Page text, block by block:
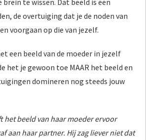
de overtuiging dat je de noden van
voorgaan op die van jezelf.
een beeld van de moeder in jezelf
het je gewoon toe MAAR het beeld en
domineren nog steeds jouw
het beeld van haar moeder ervoor
aan haar partner. Hij zag liever niet dat